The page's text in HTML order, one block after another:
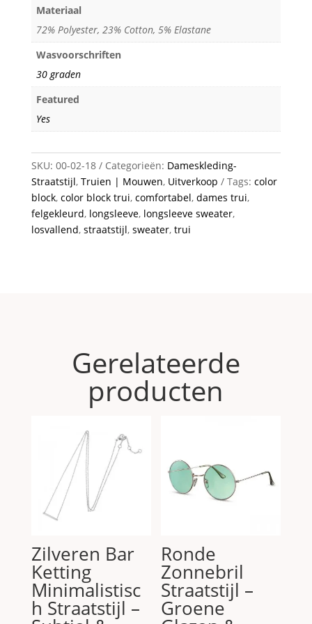
Materiaal
72% Polyester, 23% Cotton, 5% Elastane
Wasvoorschriften
30 graden
Featured
Yes
SKU: 00-02-18 Categorieën: Dameskleding-
Straatstijl, Truien | Mouwen, Uitverkoop Tags: color
block, color block trui, comfortabel, dames trui,
felgekleurd, longsleeve, longsleeve sweater,
losvallend, straatstijl, sweater, trui
Gerelateerde
producten
Zilveren Bar
Ketting
Minimalistisc
h Straatstijl –
Ronde
Zonnebril
Straatstijl –
Groene